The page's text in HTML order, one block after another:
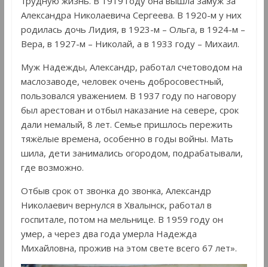
Александра Николаевича Сергеева. В 1920-м у них
родилась дочь Лидия, в 1923-м – Ольга, в 1924-м –
Вера, в 1927-м – Николай, а в 1933 году – Михаил.
Муж Надежды, Александр, работал счетоводом на
маслозаводе, человек очень добросовестный,
пользовался уважением. В 1937 году по наговору
был арестован и отбыл наказание на севере, срок
дали немалый, 8 лет. Семье пришлось пережить
тяжёлые времена, особенно в годы войны. Мать
шила, дети занимались огородом, подрабатывали,
где возможно.
Отбыв срок от звонка до звонка, Александр
Николаевич вернулся в Хвалынск, работал в
госпитале, потом на мельнице. В 1959 году он
умер, а через два года умерла Надежда
Михайловна, прожив на этом свете всего 67 лет».